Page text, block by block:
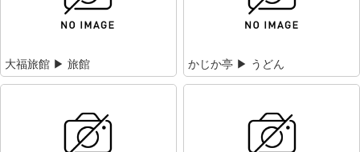
大福旅館 ▶ 旅館 かじか亭 ▶ うどん